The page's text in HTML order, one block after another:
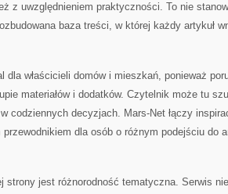
z uwzględnieniem praktyczności. To nie
baza treści, w której każdy artykuł
dla właścicieli domów i mieszkań, ponieważ
materiałów i dodatków. Czytelnik może tu
codziennych decyzjach. Mars-Net łączy
dla osób o różnym podejściu do
strony jest różnorodność tematyczna. Serwis